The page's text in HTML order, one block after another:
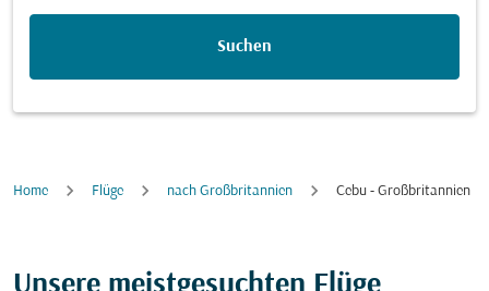
Suchen
Home Flüge nach Großbritannien Cebu - Großbritannien